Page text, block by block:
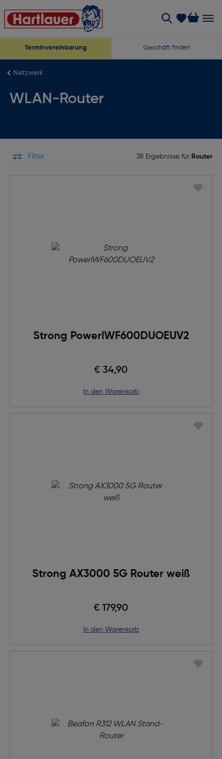
Terminvereinbarung Geschäft finden
Netzwerk
WLAN-Router
Filter 38 Ergebnisse für Router
Strong PowerlWF600DUOEUV2
€ 34,90
in den Warenkorb
Strong AX3000 5G Router weiß
€ 179,90
in den Warenkorb